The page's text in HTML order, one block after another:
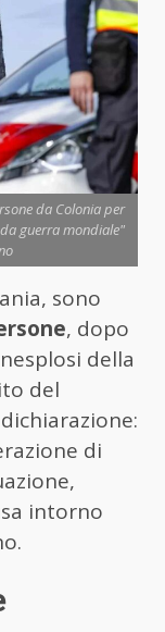
da Colonia per
guerra mondiale"
sono
, dopo
della
del
di
intorno